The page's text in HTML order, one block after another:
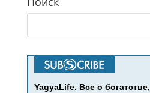
YagyaLife. Все о богатстве,